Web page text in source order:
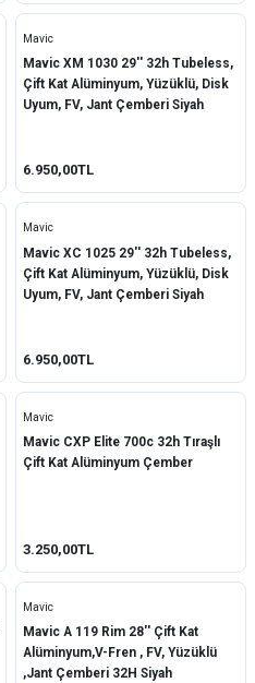
Mavic
Mavic XM 1030 29'' 32h Tubeless,
Çift Kat Alüminyum, Yüzüklü, Disk
Uyum, FV, Jant Çemberi Siyah
6.950,00TL
Mavic
Mavic XC 1025 29'' 32h Tubeless,
Çift Kat Alüminyum, Yüzüklü, Disk
Uyum, FV, Jant Çemberi Siyah
6.950,00TL
Mavic
Mavic CXP Elite 700c 32h Tıraşlı
Çift Kat Alüminyum Çember
3.250,00TL
Mavic
Mavic A 119 Rim 28'' Çift Kat
Alüminyum,V-Fren , FV, Yüzüklü
,Jant Çemberi 32H Siyah